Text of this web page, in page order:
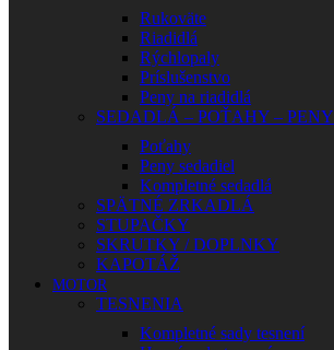
Rukoväte
Riadidlá
Rýchlopaly
Príslušenstvo
Peny na riadidlá
SEDADLÁ – POŤAHY – PENY
Poťahy
Peny sedadiel
Kompletné sedadlá
SPÄTNÉ ZRKADLÁ
STUPAČKY
SKRUTKY / DOPLNKY
KAPOTÁŽ
MOTOR
TESNENIA
Kompletné sady tesnení